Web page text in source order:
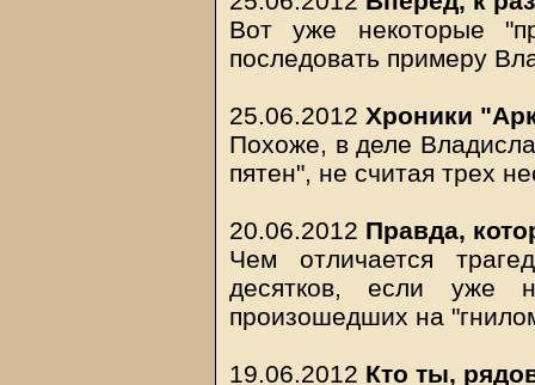
Вот уже некоторые
последовать примеру
25.06.2012 Хроники
Похоже, в деле
пятен", не считая трех
20.06.2012 Правда,
Чем отличается
десятков, если уже
произошедших на
19.06.2012 Кто ты,